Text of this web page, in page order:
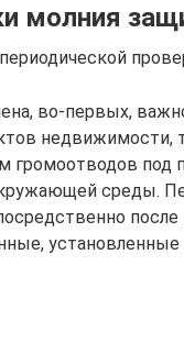
молния
во-первых,
недвижимости,
громоотводов под
среды.